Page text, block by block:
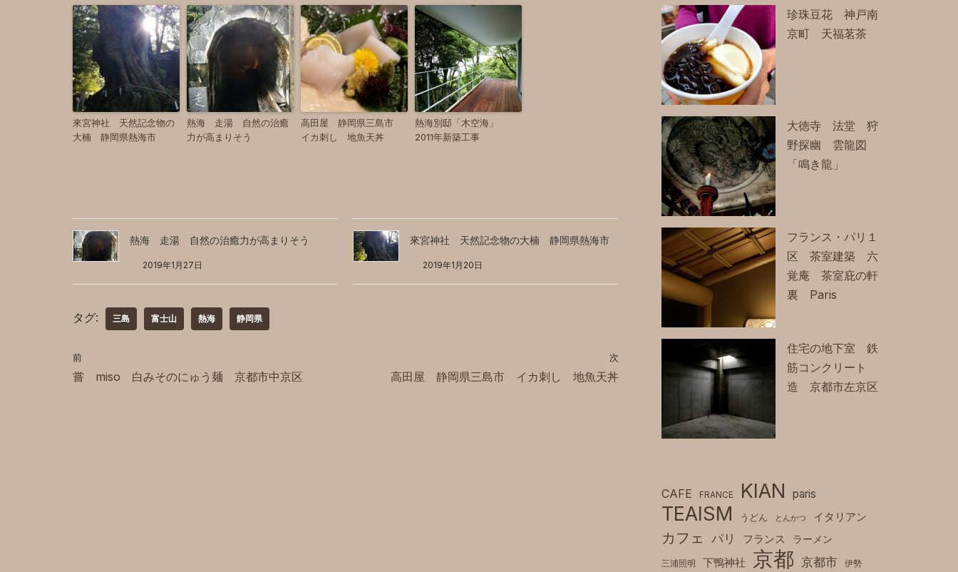
來宮神社 天然記念物の
大楠 静岡県熱海市
熱海 走湯 自然の治癒
力が高まりそう
高田屋 静岡県三島市
イカ刺し 地魚天丼
熱海別邸「木空海」
2011年新築工事
熱海 走湯 自然の治癒力が高まりそう
2019年1月27日
來宮神社 天然記念物の大楠 静岡県熱海市
2019年1月20日
タグ: 三島 富士山 熱海 静岡県
前
嘗 miso 白みそのにゅう麺 京都市中京区
次
高田屋 静岡県三島市 イカ刺し 地魚天丼
珍珠豆花 神戸南
京町 天福茗茶
大徳寺 法堂 狩
野探幽 雲龍図
「鳴き龍」
フランス・パリ１
区 茶室建築 六
覚庵 茶室庇の軒
裏 Paris
住宅の地下室 鉄
筋コンクリート
造 京都市左京区
CAFE FRANCE KIAN paris
TEAISM うどん とんかつ イタリアン
カフェ パリ フランス ラーメン
三浦照明 下鴨神社 京都 京都市
伊勢